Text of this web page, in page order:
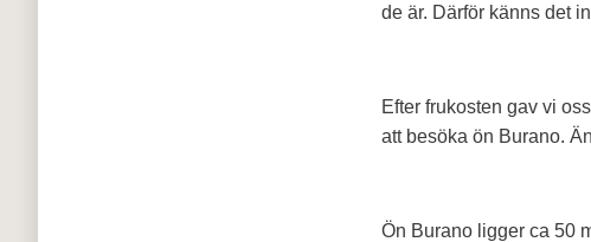
de är. Därför känns det
Efter frukosten gav vi
att besöka ön Burano.
Ön Burano ligger ca 50